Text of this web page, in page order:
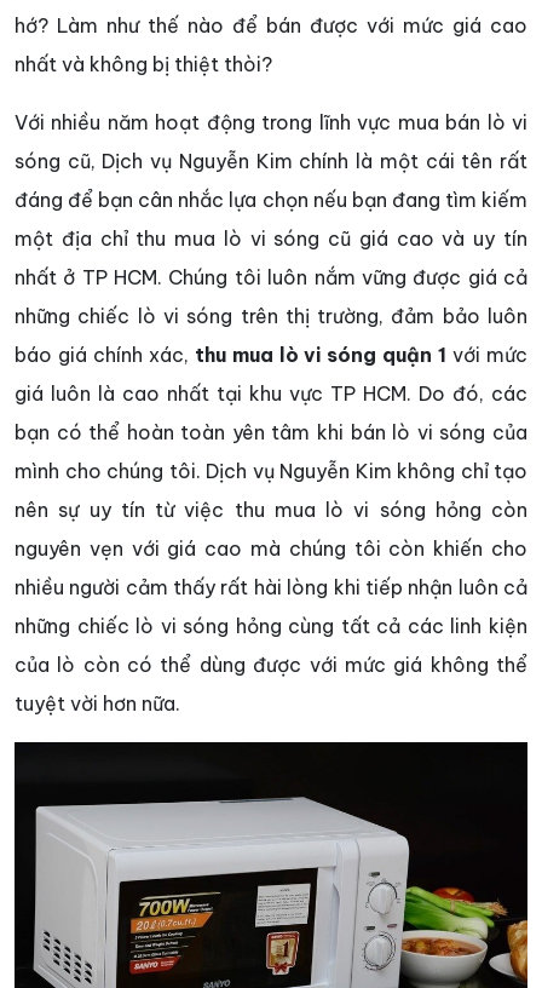
hớ? Làm như thế nào để bán được với mức giá cao
nhất và không bị thiệt thòi?
Với nhiều năm hoạt động trong lĩnh vực mua bán lò vi
sóng cũ, Dịch vụ Nguyễn Kim chính là một cái tên rất
đáng để bạn cân nhắc lựa chọn nếu bạn đang tìm kiếm
một địa chỉ thu mua lò vi sóng cũ giá cao và uy tín
nhất ở TP HCM. Chúng tôi luôn nắm vững được giá cả
những chiếc lò vi sóng trên thị trường, đảm bảo luôn
báo giá chính xác, thu mua lò vi sóng quận 1với mức
giá luôn là cao nhất tại khu vực TP HCM. Do đó, các
bạn có thể hoàn toàn yên tâm khi bán lò vi sóng của
mình cho chúng tôi. Dịch vụ Nguyễn Kim không chỉ tạo
nên sự uy tín từ việc thu mua lò vi sóng hỏng còn
nguyên vẹn với giá cao mà chúng tôi còn khiến cho
nhiều người cảm thấy rất hài lòng khi tiếp nhận luôn cả
những chiếc lò vi sóng hỏng cùng tất cả các linh kiện
của lò còn có thể dùng được với mức giá không thể
tuyệt vời hơn nữa.